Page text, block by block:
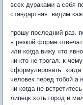
всех дураками а себя
стандартная. видим
прошу последний раз.
в резкой форме
или когда вижу что
ни кто не трогал. к
сформулировать.
человек перед тобой а
ни когда не
липецк хоть город и